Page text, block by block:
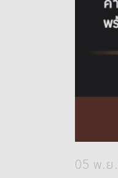
05 พ.ย.